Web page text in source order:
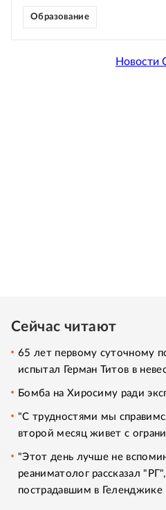
Образование
Сейчас читают
65 лет первому суточному
испытал Герман Титов в
Бомба на Хиросиму ради
"С трудностями мы
второй месяц живет с
"Этот день лучше не
реаниматолог рассказал
пострадавшим в Геленджике